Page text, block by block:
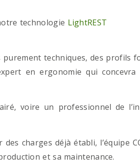
technologie LightREST
purement techniques, des
en ergonomie qui
voire un professionnel de
charges déjà établi, l’équipe
et sa maintenance.